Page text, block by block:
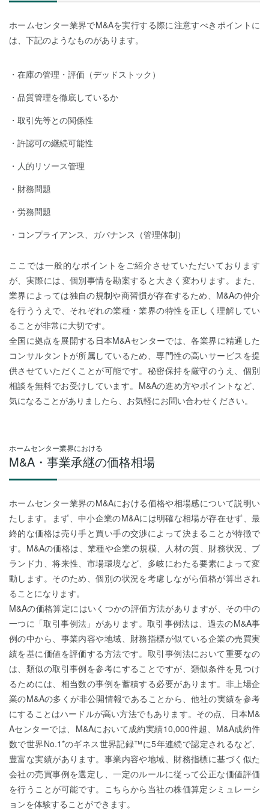
ホームセンター業界でM&Aを実行する際に注意すべきポイントに
は、下記のようなものがあります。
在庫の管理・評価（デッドストック）
品質管理を徹底しているか
取引先等との関係性
許認可の継続可能性
人的リソース管理
財務問題
労務問題
コンプライアンス、ガバナンス（管理体制）
ここでは一般的なポイントをご紹介させていただいております
が、実際には、個別事情を勘案すると大きく変わります。また、
業界によっては独自の規制や商習慣が存在するため、M&Aの仲介
を行ううえで、それぞれの業種・業界の特性を正しく理解してい
ることが非常に大切です。
全国に拠点を展開する日本M&Aセンターでは、各業界に精通した
コンサルタントが所属しているため、専門性の高いサービスを提
供させていただくことが可能です。秘密保持を厳守のうえ、個別
相談を無料でお受けしています。M&Aの進め方やポイントなど、
気になることがありましたら、お気軽にお問い合わせください。
ホームセンター業界における
M&A・事業承継の価格相場
ホームセンター業界のM&Aにおける価格や相場感について説明い
たします。まず、中小企業のM&Aには明確な相場が存在せず、最
終的な価格は売り手と買い手の交渉によって決まることが特徴で
す。M&Aの価格は、業種や企業の規模、人材の質、財務状況、ブ
ランド力、将来性、市場環境など、多岐にわたる要素によって変
動します。そのため、個別の状況を考慮しながら価格が算出され
ることになります。
M&Aの価格算定にはいくつかの評価方法がありますが、その中の
一つに「取引事例法」があります。取引事例法は、過去のM&A事
例の中から、事業内容や地域、財務指標が似ている企業の売買実
績を基に価値を評価する方法です。取引事例法において重要なの
は、類似の取引事例を参考にすることですが、類似条件を見つけ
るためには、相当数の事例を蓄積する必要があります。非上場企
業のM&Aの多くが非公開情報であることから、他社の実績を参考
にすることはハードルが高い方法でもあります。その点、日本M&
Aセンターでは、M&Aにおいて成約実績10,000件超、M&A成約件
数で世界No.1*のギネス世界記録™に5年連続で認定されるなど、
豊富な実績があります。事業内容や地域、財務指標に基づく似た
会社の売買事例を選定し、一定のルールに従って公正な価値評価
を行うことが可能です。こちらから当社の株価算定シミュレーシ
ョンを体験することができます。